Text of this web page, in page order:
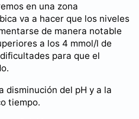
en una zona
va a hacer que los niveles
de manera notable
a los 4 mmol/l de
para que el
disminución del pH y a la
tiempo.